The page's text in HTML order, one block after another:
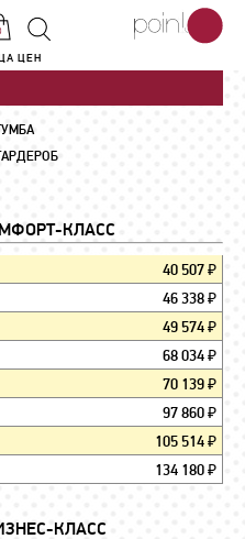
ЦЕН
КЛАСС
40 507 ₽
46 338 ₽
49 574 ₽
68 034 ₽
70 139 ₽
97 860 ₽
105 514 ₽
134 180 ₽
КЛАСС